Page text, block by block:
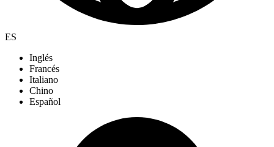
ES
Inglés
Francés
Italiano
Chino
Español